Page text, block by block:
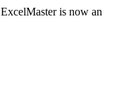
ExcelMaster is now an